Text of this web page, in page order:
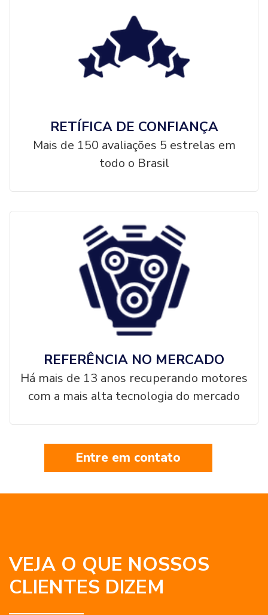
RETÍFICA DE CONFIANÇA
Mais de 150 avaliações 5 estrelas em
todo o Brasil
REFERÊNCIA NO MERCADO
Há mais de 13 anos recuperando motores
com a mais alta tecnologia do mercado
Entre em contato
VEJA O QUE NOSSOS
CLIENTES DIZEM